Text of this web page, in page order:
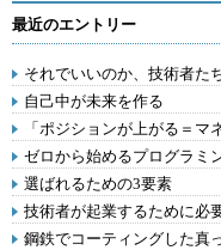
最近のエントリー
それでいいのか、技術者た
自己中が未来を作る
「ポジションが上がる＝マ
ゼロから始めるプログラミ
選ばれるための3要素
技術者が起業するために必
鋼鉄でコーティングした